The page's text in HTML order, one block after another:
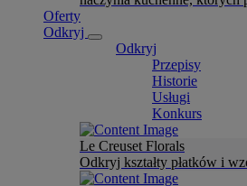
Oferty
Odkryj
Odkryj
Przepisy
Historie
Usługi
Konkurs
Le Creuset Florals
Odkryj kształty płatków i